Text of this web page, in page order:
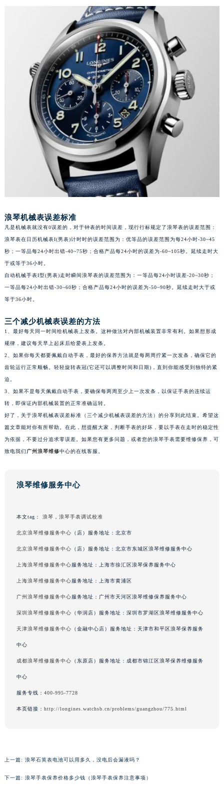
浪琴机械表误差标准
凡是机械表就没有0误差的，对于钟表的时间误差，现行行标规定了浪琴表的误差范围：
浪琴表在日历机械表I(男表)计时时的误差范围为：优等品的误差范围为每24小时-30~45
秒；一等品每24小时出错-40~75秒；合格产品每24小时的误差为-60~105秒。延续走时大
于或等于36小时。
自动机械手表I型(男表)走时瞬间浪琴表的误差范围为：一等品每24小时误差-20~30秒；
一等品每24小时出错-30~60秒；合格产品每24小时的误差为-50~90秒。延续走时大于或
等于36小时。
三个减少机械表误差的方法
1、最好每天同一时间给机械表上发条。这种做法对内部机械装置非常有利。如果想形成
规律，建议每天早上起床后给爱表上发条。
2、如果你每天都要佩戴自动手表，最好的保养方法就是每两周拧紧一次发条，确保它的
齿轮运行正常顺畅。轻轻旋转表冠(它还可以调整时间和日期)，直到你能感受到独特的紧
迫。
3、如果不是每天佩戴自动手表，要确保每两周至少上一次发条，以保证手表的连续运
转，即保证内部机械装置的正常准确运转。
好了，关于浪琴机械表误差标准（三个减少机械表误差的方法）的分享到此结束。希望这
篇文章能对你有所帮助。在此，想提醒大家，判断手表的好坏，要以手表在走时的稳定性
为依据，不要过分追求零误差。如果您有更多问题，或者您的浪琴手表需要维修保养，可
致电我们 广州浪琴维修中心的在线客服。
浪琴维修服务中心
本文tag： 浪琴 浪琴手表调试校准
北京浪琴维修服务中心 （店）服务地址：北京市
北京浪琴维修服务中心 （店）服务地址：北京市东城区浪琴维修服务中心
上海浪琴维修服务中心服务地址：上海市徐汇区浪琴保养服务中心
上海浪琴维修服务中心服务地址：上海市黄浦区
广州浪琴维修服务中心服务地址：广州市天河区浪琴维修保养服务中心
深圳浪琴维修服务中心 （华润店）服务地址：深圳市罗湖区浪琴维修服务中心
天津浪琴维修服务中心 （金融中心店）服务地址：天津市和平区浪琴保养服务
中心
成都浪琴维修服务中心 （东原店）服务地址：成都市锦江区浪琴保养维修服务
中心
服务专线： 400-995-7728
本页链接： http://longines.watchsb.cn/problems/guangzhou/775.html
上一篇: 浪琴石英表电池可以用多久，没电后会漏液吗？
下一篇: 浪琴手表保养价格多少钱（浪琴手表保养注意事项）